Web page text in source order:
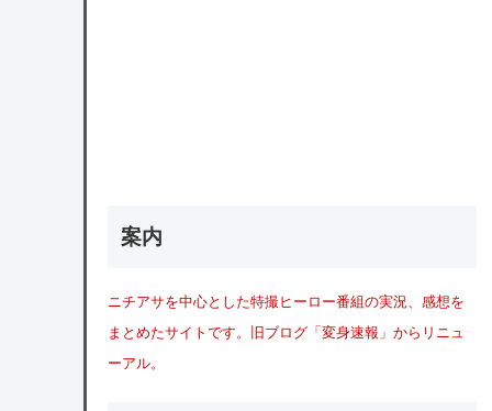
案内
ニチアサを中心とした特撮ヒーロー番組の実況、感想を
まとめたサイトです。旧ブログ「変身速報」からリニュ
ーアル。